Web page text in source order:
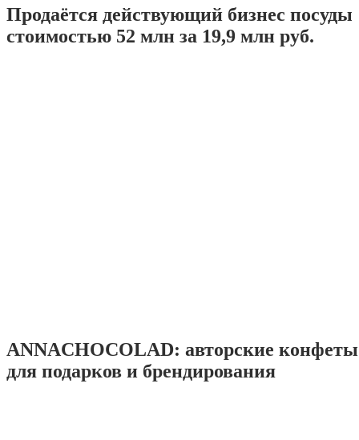
Продаётся действующий бизнес посуды
стоимостью 52 млн за 19,9 млн руб.
ANNACHOCOLAD: авторские
для подарков и брендирования